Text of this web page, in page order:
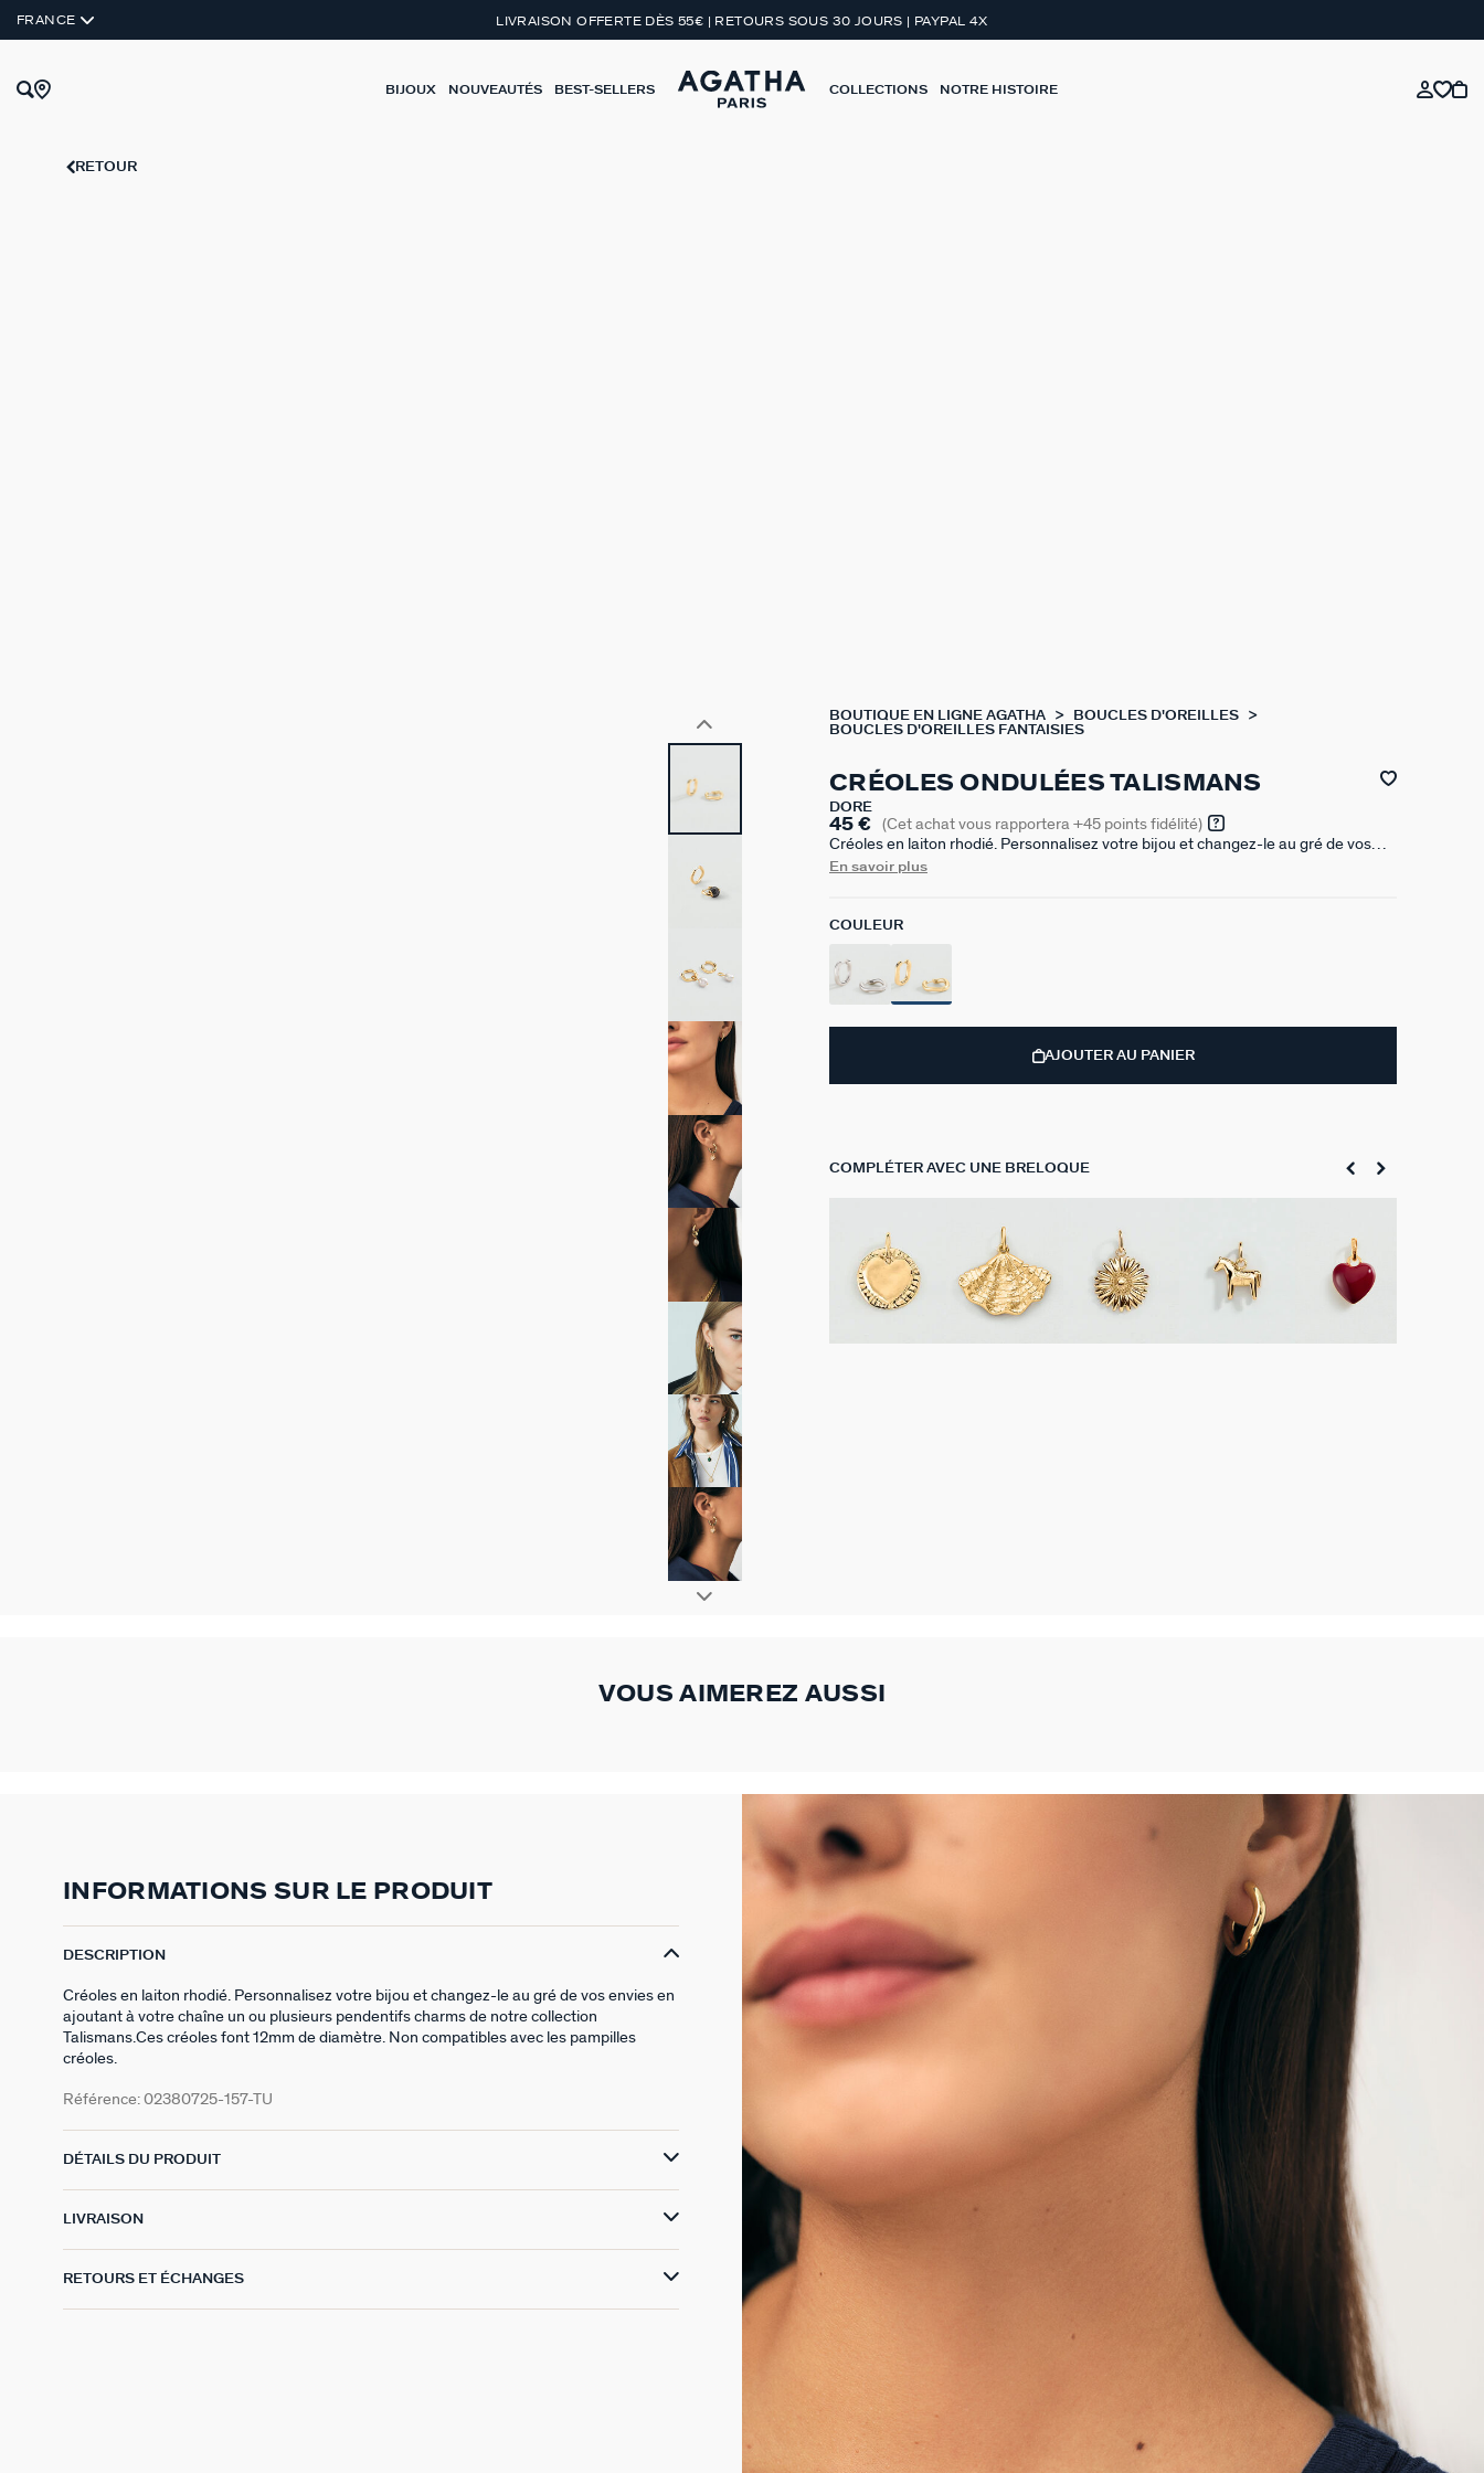
FRANCE LIVRAISON OFFERTE DÈS 55€ | RETOURS SOUS 30 JOURS | PAYPAL 4X
BIJOUX NOUVEAUTÉS BEST-SELLERS COLLECTIONS NOTRE HISTOIRE
RETOUR
BOUTIQUE EN LIGNE AGATHA
BOUCLES D'OREILLES
BOUCLES D'OREILLES FANTAISIES
CRÉOLES ONDULÉES TALISMANS
DORÉ
45 € (Cet achat vous rapportera +45 points fidélité)
Créoles en laiton rhodié. Personnalisez votre bijou et changez-le au gré de vos
envies en ajoutant à votre chaîne un ou plusieurs pendentifs charms de notre
En savoir plus
COULEUR
AJOUTER AU PANIER
COMPLÉTER AVEC UNE BRELOQUE
VOUS AIMEREZ AUSSI
INFORMATIONS SUR LE PRODUIT
DESCRIPTION
Créoles en laiton rhodié. Personnalisez votre bijou et changez-le au gré de vos envies en
ajoutant à votre chaîne un ou plusieurs pendentifs charms de notre collection
Talismans.Ces créoles font 12mm de diamètre. Non compatibles avec les pampilles
créoles.
Référence: 02380725-157-TU
DÉTAILS DU PRODUIT
LIVRAISON
RETOURS ET ÉCHANGES